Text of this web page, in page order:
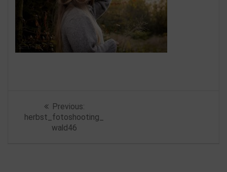
Beitragsnavigation
Previous:Previous
post:
herbst_fotoshooting_
wald46